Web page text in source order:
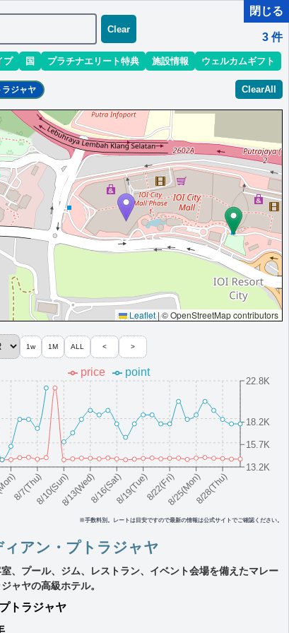
ス割引（隣接TPC）
閉じる
Clear
3 件
プ 国 プラチナエリート特典 施設情報 ウェルカムギフト
ラジャヤ ClearAll
Leaflet |© OpenStreetMap contributors
8/7(Thu)8/10(Sun)8/13(Wed)8/16(Sat)8/19(Tue)8/22(Fri)8/25(Mon)8/28(Thu)
13.2K
15.7K
18.2K
22.8K
price point
※手数料別。レートは目安ですので最新の情報は公式サイトでご確認ください。
1w 1M ALL < >
ィアン・プトラジャヤ
、プール、ジム、レストラン、イベント会場を備えたマレー
ャヤの高級ホテル。
プトラジャヤ